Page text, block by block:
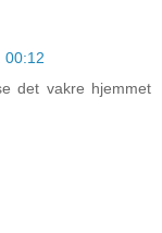
00:12
det vakre hjemmet